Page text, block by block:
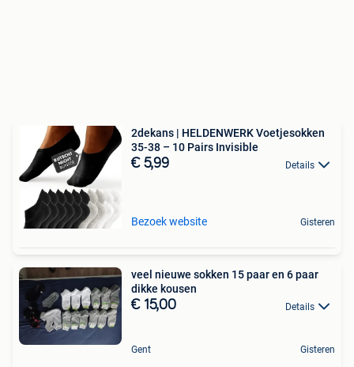
2dekans | HELDENWERK Voetjesokken
35-38 – 10 Pairs Invisible
€ 5,99 Details
Bezoek website Gisteren
veel nieuwe sokken 15 paar en 6 paar
dikke kousen
€ 15,00 Details
Gent Gisteren